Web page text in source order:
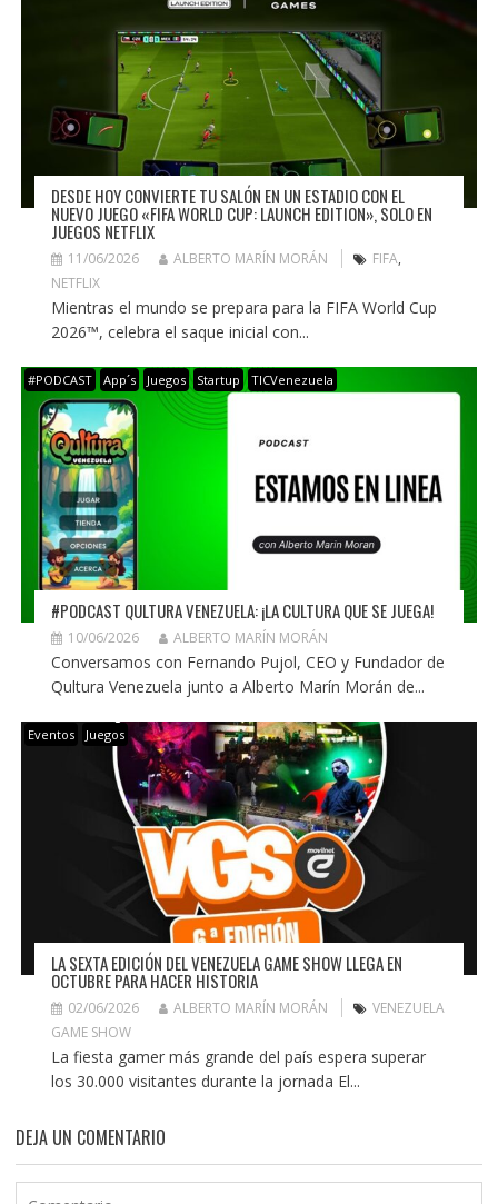
DESDE HOY CONVIERTE TU SALÓN EN UN ESTADIO CON EL
NUEVO JUEGO «FIFA WORLD CUP: LAUNCH EDITION», SOLO EN
JUEGOS NETFLIX
11/06/2026 ALBERTO MARÍN MORÁN FIFA,
NETFLIX
Mientras el mundo se prepara para la FIFA World Cup
2026™, celebra el saque inicial con...
#PODCAST App´s Juegos Startup TICVenezuela
#PODCAST QULTURA VENEZUELA: ¡LA CULTURA QUE SE JUEGA!
10/06/2026 ALBERTO MARÍN MORÁN
Conversamos con Fernando Pujol, CEO y Fundador de
Qultura Venezuela junto a Alberto Marín Morán de...
Eventos Juegos
LA SEXTA EDICIÓN DEL VENEZUELA GAME SHOW LLEGA EN
OCTUBRE PARA HACER HISTORIA
02/06/2026 ALBERTO MARÍN MORÁN
VENEZUELA
GAME SHOW
La fiesta gamer más grande del país espera superar
los 30.000 visitantes durante la jornada El...
DEJA UN COMENTARIO